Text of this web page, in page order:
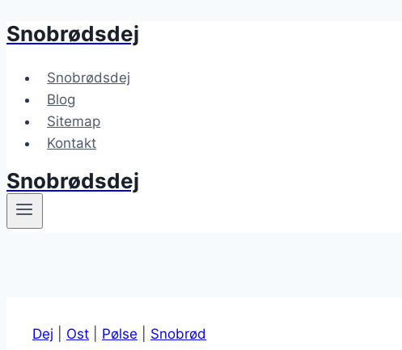
Fortsæt
indhold
Snobrødsdej
Snobrødsdej
Blog
Sitemap
Kontakt
Snobrødsdej
Dej Ost Pølse Snobrød